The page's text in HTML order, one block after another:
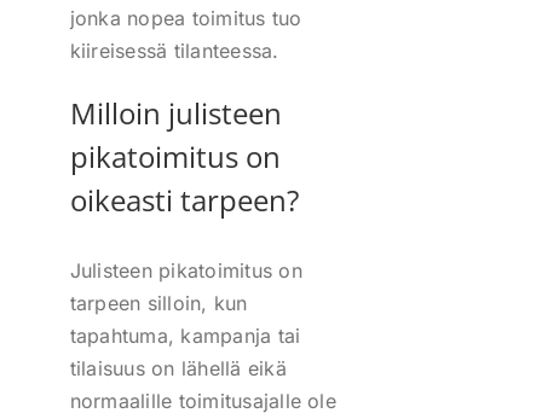
jonka nopea toimitus tuo
kiireisessä tilanteessa.
Milloin julisteen
pikatoimitus on
oikeasti tarpeen?
Julisteen pikatoimitus on
tarpeen silloin, kun
tapahtuma, kampanja tai
tilaisuus on lähellä eikä
normaalille toimitusajalle ole